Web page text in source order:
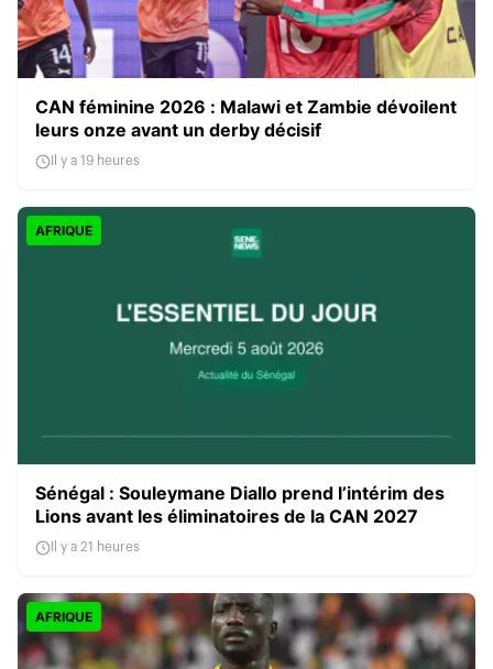
CAN féminine 2026 : Malawi et Zambie dévoilent
leurs onze avant un derby décisif
Il y a 19 heures
AFRIQUE
Sénégal : Souleymane Diallo prend l’intérim des
Lions avant les éliminatoires de la CAN 2027
Il y a 21 heures
AFRIQUE